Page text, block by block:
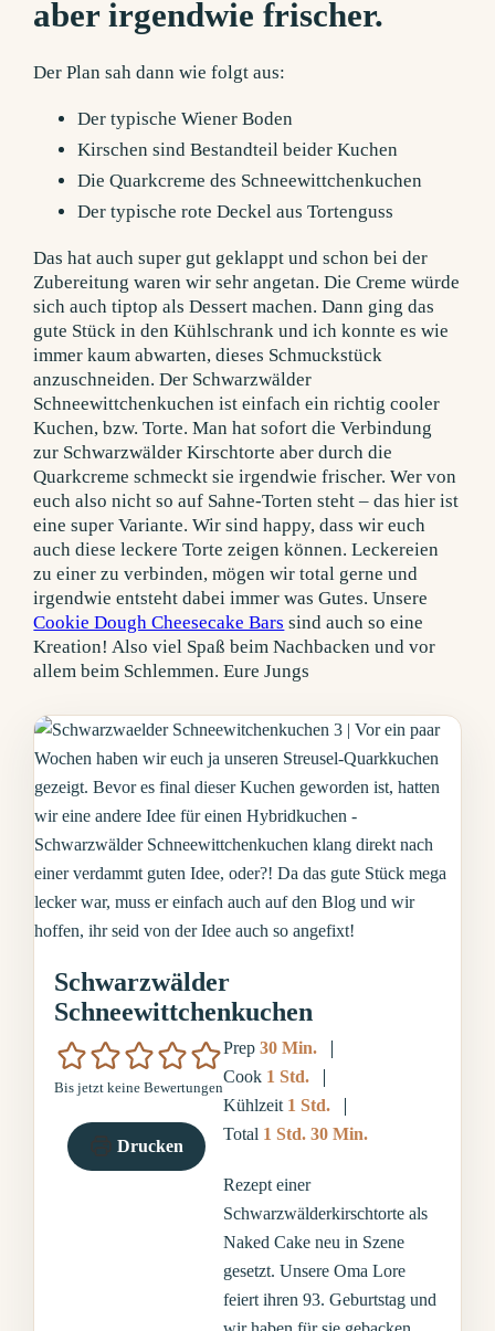
aber irgendwie frischer.
Der Plan sah dann wie folgt aus:
Der typische Wiener Boden
Kirschen sind Bestandteil beider Kuchen
Die Quarkcreme des Schneewittchenkuchen
Der typische rote Deckel aus Tortenguss
Das hat auch super gut geklappt und schon bei der
Zubereitung waren wir sehr angetan. Die Creme würde
sich auch tiptop als Dessert machen. Dann ging das
gute Stück in den Kühlschrank und ich konnte es wie
immer kaum abwarten, dieses Schmuckstück
anzuschneiden.Der Schwarzwälder
Schneewittchenkuchen ist einfach ein richtig cooler
Kuchen, bzw. Torte. Man hat sofort die Verbindung
zur Schwarzwälder Kirschtorte aber durch die
Quarkcreme schmeckt sie irgendwie frischer. Wer von
euch also nicht so auf Sahne-Torten steht – das hier ist
eine super Variante. Wir sind happy, dass wir euch
auch diese leckere Torte zeigen können. Leckereien
zu einer zu verbinden, mögen wir total gerne und
irgendwie entsteht dabei immer was Gutes. Unsere
Cookie Dough Cheesecake Bars sind auch so eine
Kreation! Also viel Spaß beim Nachbacken und vor
allem beim Schlemmen. Eure Jungs
Schwarzwälder
Schneewittchenkuchen
Bis jetzt keine Bewertungen
Drucken
Prep30Minuten
Min.
Cook 1 Stunde
Std.
Kühlzeit 1 Stunde
Std.
Total 1 Stunde
Std. 30Minuten
Min.
Rezept einer
Schwarzwälderkirschtorte als
Naked Cake neu in Szene
gesetzt. Unsere Oma Lore
feiert ihren 93. Geburtstag und